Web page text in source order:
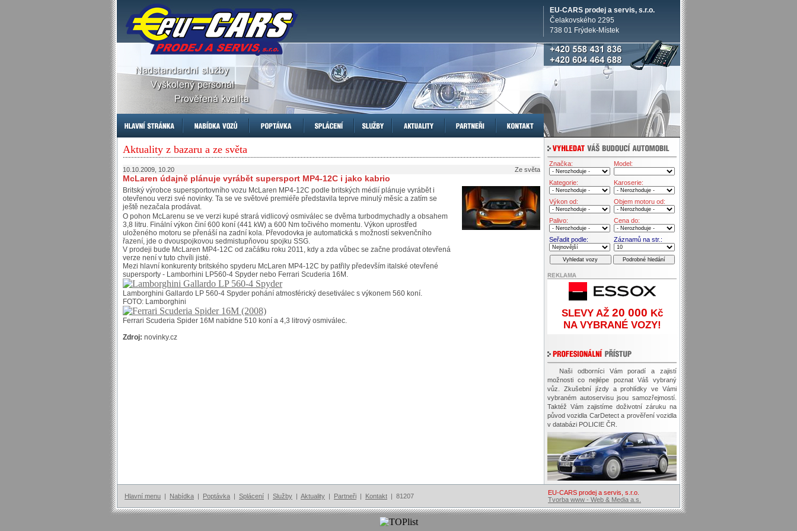
EU-CARS prodej a servis, s.r.o.
Čelakovského 2295
738 01 Frýdek-Místek
Aktuality z bazaru a ze světa
10.10.2009, 10.20 Ze světa
McLaren údajně plánuje vyrábět supersport MP4-12C i jako kabrio
Britský výrobce supersportovního vozu McLaren MP4-12C podle britských médií plánuje vyrábět i
otevřenou verzi své novinky. Ta se ve světové premiéře představila teprve minulý měsíc a zatím se
ještě nezačala prodávat.
O pohon McLarenu se ve verzi kupé strará vidlicový osmiválec se dvěma turbodmychadly a obsahem
3,8 litru. Finální výkon činí 600 koní (441 kW) a 600 Nm točivého momentu. Výkon uprostřed
uloženého motoru se přenáší na zadní kola. Převodovka je automatická s možností sekvenčního
řazení, jde o dvouspojkovou sedmistupňovou spojku SSG.
V prodeji bude McLaren MP4-12C od začátku roku 2011, kdy a zda vůbec se začne prodávat otevřená
verze není v tuto chvíli jisté.
Mezi hlavní konkurenty britského spyderu McLaren MP4-12C by patřily především italské otevřené
supersporty - Lamborhini LP560-4 Spyder nebo Ferrari Scuderia 16M.
Lamborghini Gallardo LP 560-4 Spyder pohání atmosférický desetiválec s výkonem 560 koní.
FOTO: Lamborghini
Ferrari Scuderia Spider 16M nabídne 510 koní a 4,3 litrový osmiválec.
Zdroj: novinky.cz
Značka: Model:
Kategorie: Karoserie:
Výkon od: Objem motoru od:
Palivo: Cena do:
Seřadit podle: Záznamů na str.:
SLEVY AŽ 20 000 Kč
NA VYBRANÉ VOZY!
Naši odborníci Vám poradí a zajistí
možnosti co nejlépe poznat Váš vybraný
vůz. Zkušební jízdy a prohlídky ve Vámi
vybraném autoservisu jsou samozřejmostí.
Taktéž Vám zajistíme doživotní záruku na
původ vozidla CarDetect a prověření vozidla
v databázi POLICIE ČR.
Hlavní menu | Nabídka | Poptávka | Splácení | Služby | Aktuality | Partneři | Kontakt | 81207
EU-CARS prodej a servis, s.r.o.
Tvorba www - Web & Media a.s.